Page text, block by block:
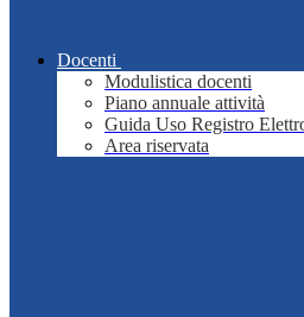
Docenti
Modulistica docenti
Piano annuale attività
Guida Uso Registro
Area riservata